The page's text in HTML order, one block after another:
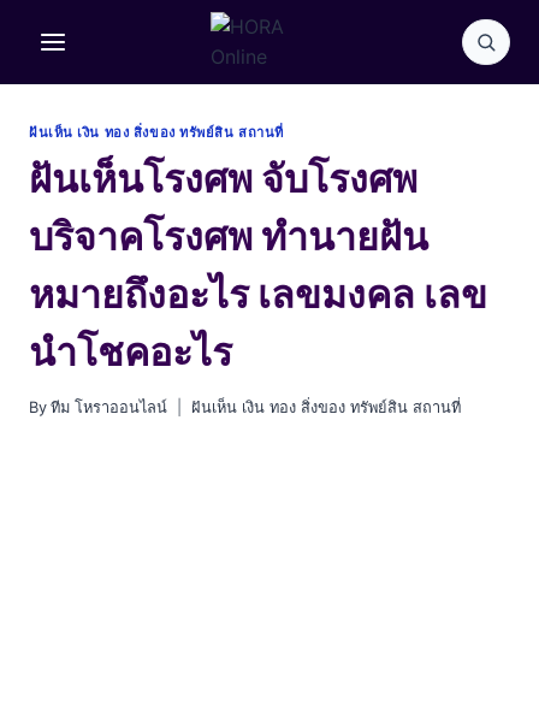
ฝันเห็น เงิน ทอง สิ่งของ ทรัพย์สิน สถานที่
ฝันเห็นโรงศพ จับโรงศพ
บริจาคโรงศพ ทำนายฝัน
หมายถึงอะไร เลขมงคล เลข
นำโชคอะไร
By ทีม โหราออนไลน์ ฝันเห็น เงิน ทอง สิ่งของ ทรัพย์สิน สถานที่